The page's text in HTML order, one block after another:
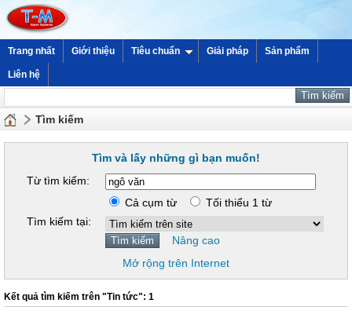
Trang nhất Giới thiệu Tiêu chuẩn Giải pháp Sản phẩm
Liên hệ
Tìm kiếm
Tìm và lấy những gì bạn muốn!
Từ tìm kiếm:
Cả cụm từ
Tối thiểu 1 từ
Tìm kiếm tại:
Nâng cao
Mở rộng trên Internet
Kết quả tìm kiếm trên "Tin tức": 1